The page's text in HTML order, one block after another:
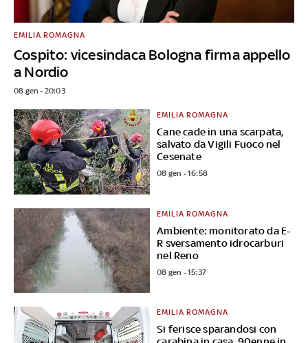
Cospito: vicesindaca Bologna firma appello
a Nordio
EMILIA ROMAGNA
08 gen - 20:03
Cane cade in una scarpata,
salvato da Vigili Fuoco nel
Cesenate
EMILIA ROMAGNA
08 gen - 16:58
Ambiente: monitorato da E-
R sversamento idrocarburi
nel Reno
EMILIA ROMAGNA
08 gen - 15:37
Si ferisce sparandosi con
EMILIA ROMAGNA